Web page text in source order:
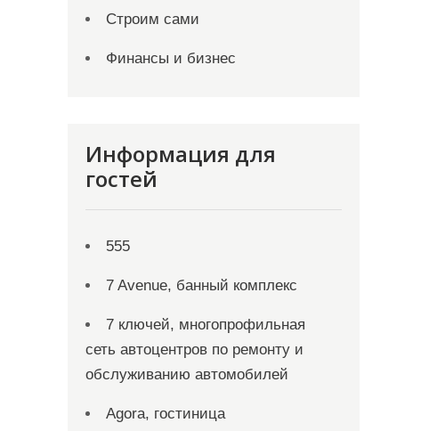
Строим сами
Финансы и бизнес
Информация для
гостей
555
7 Avenue, банный комплекс
7 ключей, многопрофильная
сеть автоцентров по ремонту и
обслуживанию автомобилей
Agora, гостиница